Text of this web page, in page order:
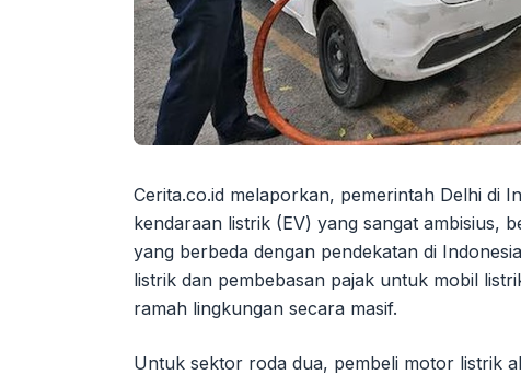
Cerita.co.id melaporkan, pemerintah Delhi di
kendaraan listrik (EV) yang sangat ambisius,
yang berbeda dengan pendekatan di
listrik dan pembebasan pajak untuk mobil
ramah lingkungan secara masif.
Untuk sektor roda dua, pembeli motor listrik